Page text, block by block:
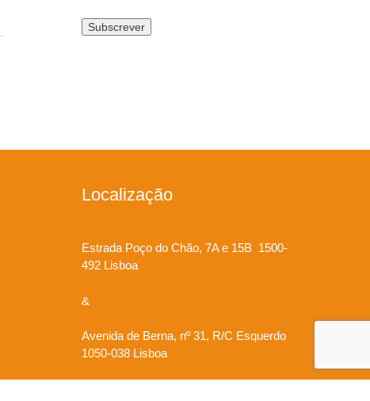
Localização
Estrada Poço do Chão, 7A e 15B 1500-
492 Lisboa
&
Avenida de Berna, nº 31, R/C Esquerdo
1050-038 Lisboa